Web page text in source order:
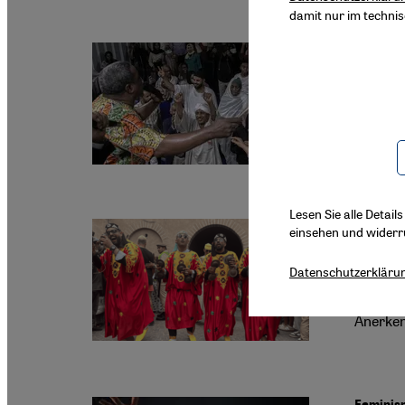
Zu
Gnaoua
Aus
Ein
damit nur im
Lesen Sie alle
einsehen und